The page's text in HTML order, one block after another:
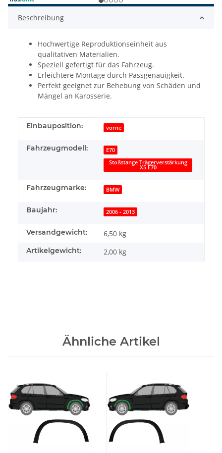
Beschreibung
Hochwertige Reproduktionseinheit aus
qualitativen Materialien.
Speziell gefertigt für das Fahrzeug.
Erleichtere Montage durch Passgenauigkeit.
Perfekt geeignet zur Behebung von Schäden und
Mängel an Karosserie.
Produkteigenschaft
Wert
Einbauposition: vorne
Fahrzeugmodell:
E70
Stoßstange Trägerverstärkung
X5 E70
Fahrzeugmarke: BMW
Baujahr: 2006 - 2013
Versandgewicht: 6,50 kg
Artikelgewicht: 2,00 kg
Ähnliche Artikel